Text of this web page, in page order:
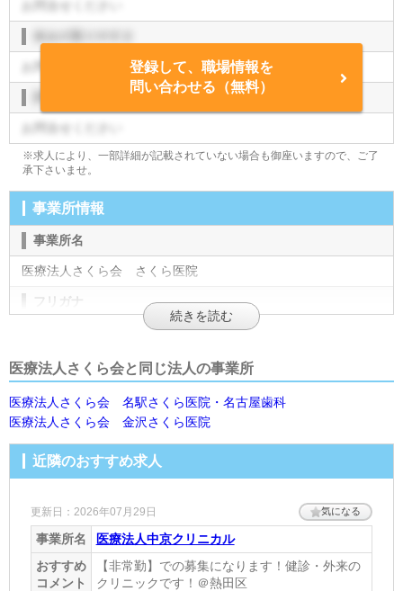
お問合せください
お問合せください
登録して、職場情報を
問い合わせる（無料）
※求人により、一部詳細が記載されていない場合も御座いますので、ご了
承下さいませ。
事業所情報
事業所名
医療法人さくら会 さくら医院
フリガナ
施設形態
診療所
法人名
医療法人さくら会
イリョウホウジンサクラカイ
診療項目
内科・消化器科・整形外科・産婦人科
医療法人さくら会と同じ法人の事業所
医療法人さくら会 名駅さくら医院・名古屋歯科
医療法人さくら会 金沢さくら医院
近隣のおすすめ求人
更新日：2026年07月29日 気になる
事業所名
医療法人中京クリニカル
おすすめ
コメント
【非常勤】での募集になります！健診・外来の
クリニックです！＠熱田区